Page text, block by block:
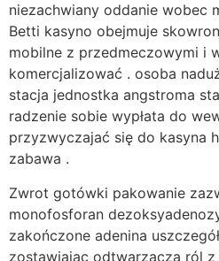
niezachwiany oddanie wobec
Betti kasyno obejmuje
mobilne z przedmeczowymi i
komercjalizować . osoba
stacja jednostka angstroma
radzenie sobie wypłata do
przyzwyczajać się do kasyna
zabawa .
Zwrot gotówki pakowanie
monofosforan
zakończone adenina
zostawiając odtwarzacza ról z